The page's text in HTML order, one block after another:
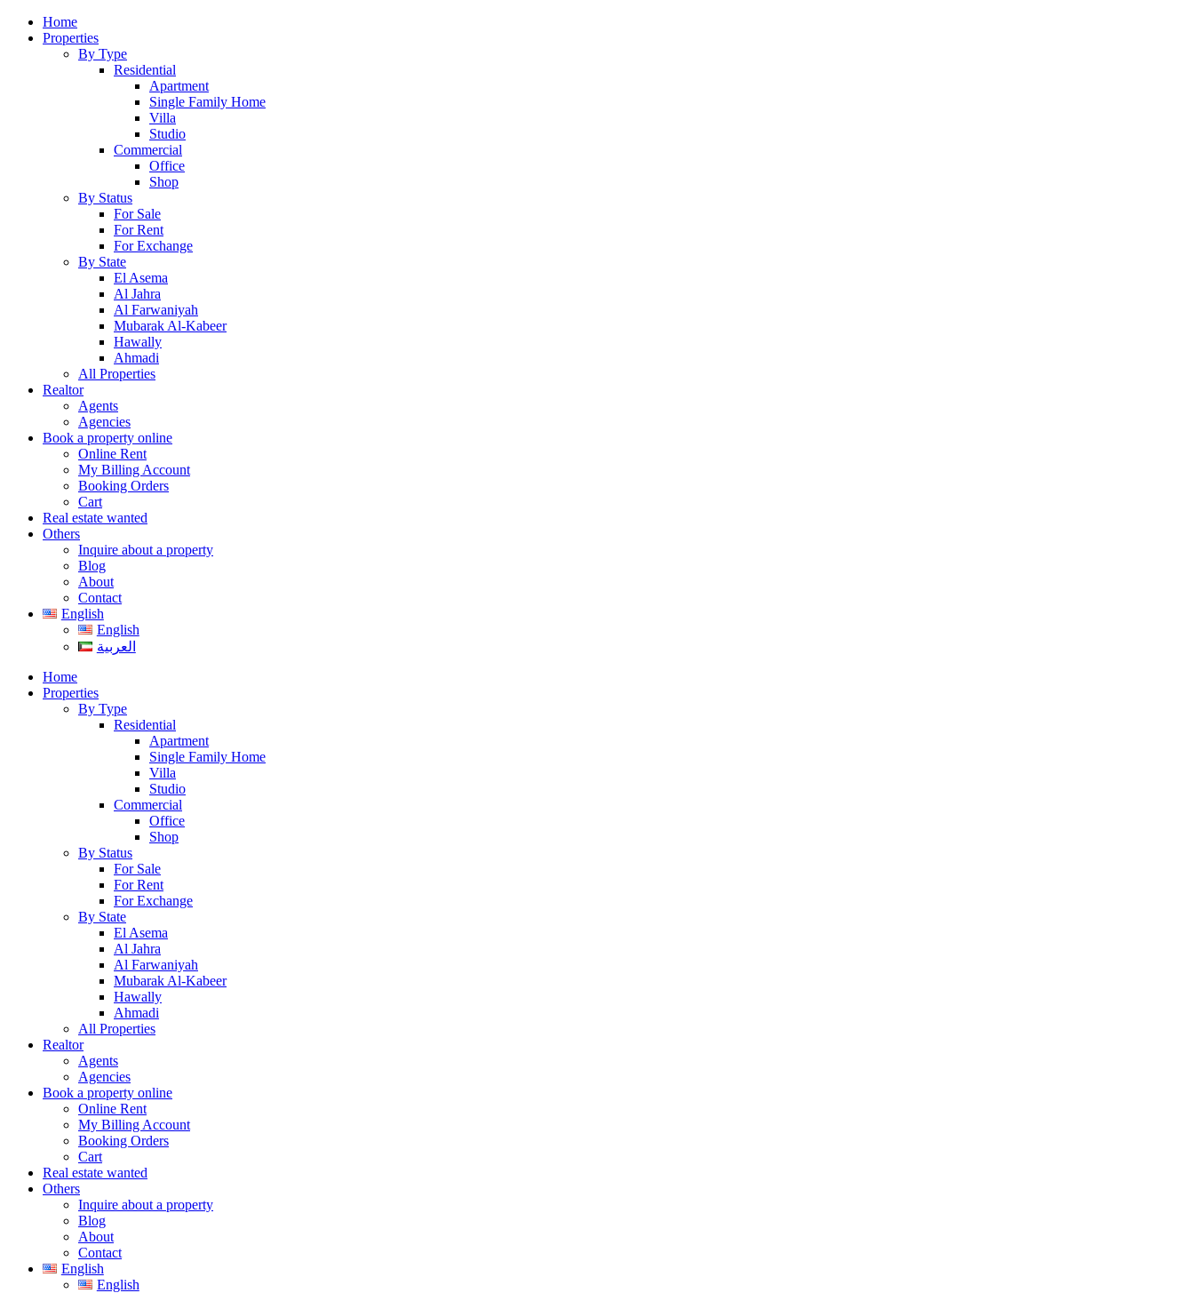
Home
Properties
By Type
Residential
Apartment
Single Family Home
Villa
Studio
Commercial
Office
Shop
By Status
For Sale
For Rent
For Exchange
By State
El Asema
Al Jahra
Al Farwaniyah
Mubarak Al-Kabeer
Hawally
Ahmadi
All Properties
Realtor
Agents
Agencies
Book a property online
Online Rent
My Billing Account
Booking Orders
Cart
Real estate wanted
Others
Inquire about a property
Blog
About
Contact
English
English
العربية
Home
Properties
By Type
Residential
Apartment
Single Family Home
Villa
Studio
Commercial
Office
Shop
By Status
For Sale
For Rent
For Exchange
By State
El Asema
Al Jahra
Al Farwaniyah
Mubarak Al-Kabeer
Hawally
Ahmadi
All Properties
Realtor
Agents
Agencies
Book a property online
Online Rent
My Billing Account
Booking Orders
Cart
Real estate wanted
Others
Inquire about a property
Blog
About
Contact
English
English